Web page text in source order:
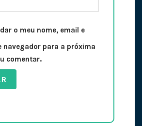
o meu nome, email e
navegador para a próxima
comentar.